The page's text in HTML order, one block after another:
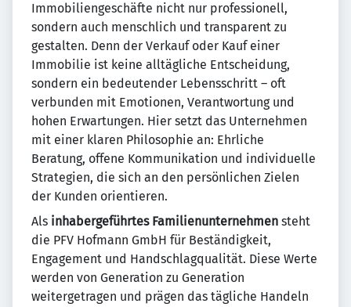
Immobiliengeschäfte nicht nur professionell,
sondern auch menschlich und transparent zu
gestalten. Denn der Verkauf oder Kauf einer
Immobilie ist keine alltägliche Entscheidung,
sondern ein bedeutender Lebensschritt – oft
verbunden mit Emotionen, Verantwortung und
hohen Erwartungen. Hier setzt das Unternehmen
mit einer klaren Philosophie an: Ehrliche
Beratung, offene Kommunikation und individuelle
Strategien, die sich an den persönlichen Zielen
der Kunden orientieren.
Als inhabergeführtes Familienunternehmen steht
die PFV Hofmann GmbH für Beständigkeit,
Engagement und Handschlagqualität. Diese Werte
werden von Generation zu Generation
weitergetragen und prägen das tägliche Handeln